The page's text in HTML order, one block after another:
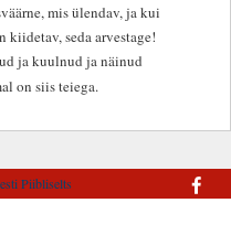
mis ülendav, ja kui
seda arvestage!
ja kuulnud ja näinud
on siis teiega.
Piibliselts